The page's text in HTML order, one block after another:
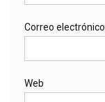
Correo electrónico
Web